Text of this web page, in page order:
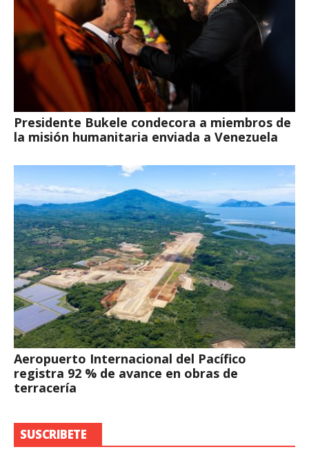
Presidente Bukele condecora a miembros de
la misión humanitaria enviada a Venezuela
Aeropuerto Internacional del Pacífico
registra 92 % de avance en obras de
terracería
SUSCRIBETE